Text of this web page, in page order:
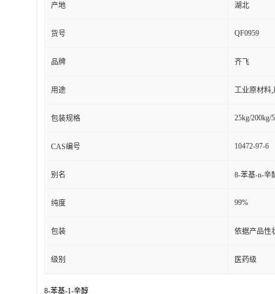
产地 湖北
货号 QF0959
品牌 齐飞
用途 工业原材料
包装规格 25kg/200kg/
CAS编号 10472-97-6
别名 8-苯基-n-辛
纯度 99%
包装 依据产品性
级别 医药级
8-苯基-1-辛醇